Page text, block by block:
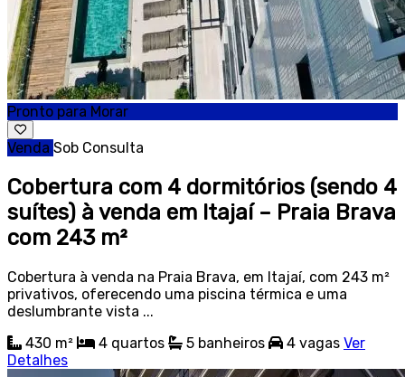
Pronto para Morar
Venda Sob Consulta
Cobertura com 4 dormitórios (sendo 4
suítes) à venda em Itajaí – Praia Brava
com 243 m²
Cobertura à venda na Praia Brava, em Itajaí, com 243 m²
privativos, oferecendo uma piscina térmica e uma
deslumbrante vista ...
430 m²
4 quartos 5 banheiros 4 vagas Ver
Detalhes